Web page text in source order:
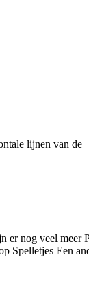
lijnen van de
er nog veel meer
Spelletjes Een